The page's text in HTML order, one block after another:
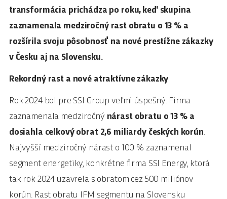
transformácia prichádza po roku, keď skupina
zaznamenala medziročný rast obratu o 13 % a
rozšírila svoju pôsobnosť na nové prestížne zákazky
v Česku aj na Slovensku.
Rekordný rast a nové atraktívne zákazky
Rok 2024 bol pre SSI Group veľmi úspešný. Firma
zaznamenala medziročný nárast obratu o 13 % a
dosiahla celkový obrat 2,6 miliardy českých korún.
Najvyšší medziročný nárast o 100 % zaznamenal
segment energetiky, konkrétne firma SSI Energy, ktorá
tak rok 2024 uzavrela s obratom cez 500 miliónov
korún. Rast obratu IFM segmentu na Slovensku